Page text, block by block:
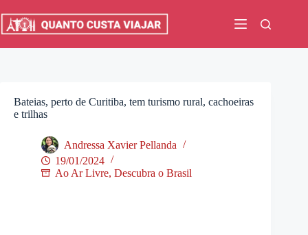
para
Bateias, perto de Curitiba, tem turismo rural, cachoeiras
e trilhas
Andressa Xavier Pellanda
19/01/2024
Ao Ar Livre, Descubra o Brasil